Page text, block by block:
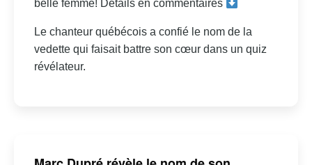
belle femme! Détails en commentaires
Le chanteur québécois a confié le nom de la
vedette qui faisait battre son cœur dans un quiz
révélateur.